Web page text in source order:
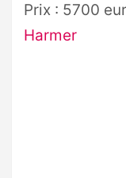
Prix : 5700
Harmer